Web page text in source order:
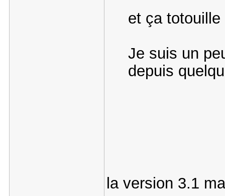
et ça
Je suis un
depuis
la version 3.1